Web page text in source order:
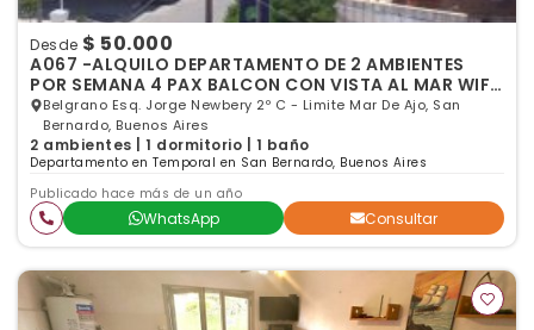
Desde $ 50.000
A067 -ALQUILO DEPARTAMENTO DE 2 AMBIENTES
POR SEMANA 4 PAX BALCON CON VISTA AL MAR WIFI
SAN BERNARDO
Belgrano Esq. Jorge Newbery 2º C - Limite Mar De Ajo, San
Bernardo, Buenos Aires
2 ambientes | 1 dormitorio | 1 baño
Departamento en Temporal en San Bernardo, Buenos Aires
Publicado hace más de un año
WhatsApp Consultar